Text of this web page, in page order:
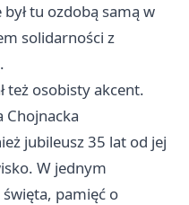
tu ozdobą samą w
solidarności z
też osobisty akcent.
Chojnacka
jubileusz 35 lat od jej
W jednym
pamięć o